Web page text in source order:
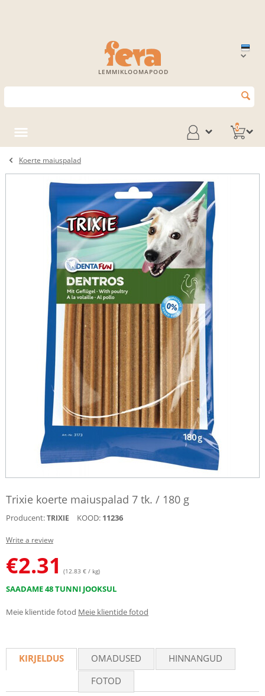
LEMMIKLOOMAPOOD
0
Koerte maiuspalad
Trixie koerte maiuspalad 7 tk. / 180 g
Producent:TRIXIE KOOD: 11236
Write a review
€2.31 (12.83 € / kg)
SAADAME 48 TUNNI JOOKSUL
Meie klientide fotod Meie klientide fotod
KIRJELDUS OMADUSED
HINNANGUD
FOTOD